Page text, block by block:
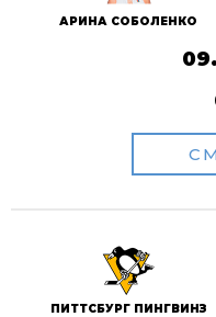
АРИНА СОБОЛЕНКО
ПИТТСБУРГ ПИНГВИНЗ